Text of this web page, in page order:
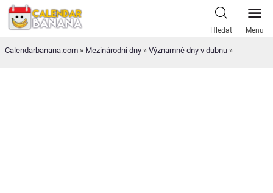
Skip
Hledat Menu
Calendarbanana.com » Mezinárodní dny » Významné dny v dubnu »